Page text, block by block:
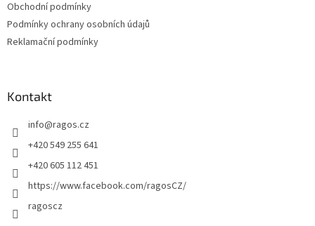
Obchodní podmínky
Podmínky ochrany osobních údajů
Reklamační podmínky
Kontakt
info@ragos.cz
+420 549 255 641
+420 605 112 451
https://www.facebook.com/ragosCZ/
ragoscz